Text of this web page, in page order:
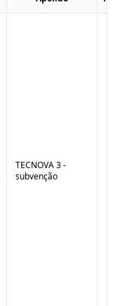
TECNOVA 3 -
subvenção